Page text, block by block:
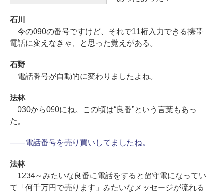
石川
今の090の番号ですけど、それで11桁入力できる携帯
電話に変えなきゃ、と思った覚えがある。
石野
電話番号が自動的に変わりましたよね。
法林
030から090にね。この頃は“良番”という言葉もあっ
た。
――電話番号を売り買いしてましたね。
法林
1234～みたいな良番に電話をすると留守電になってい
て「何千万円で売ります」みたいなメッセージが流れる